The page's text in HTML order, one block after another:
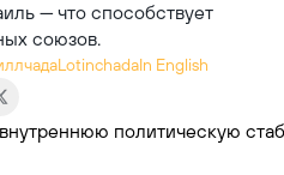
— что способствует
союзов.
LotinchadaIn English